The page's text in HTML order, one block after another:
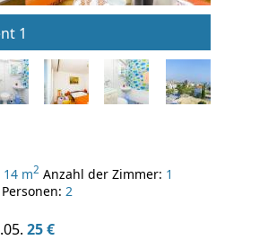
1
14 m2 Anzahl der Zimmer: 1
2
25 €